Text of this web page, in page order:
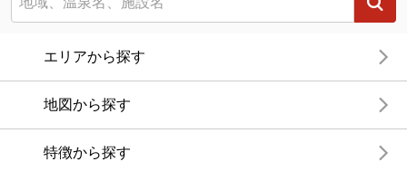
エリアから探す
地図から探す
特徴から探す